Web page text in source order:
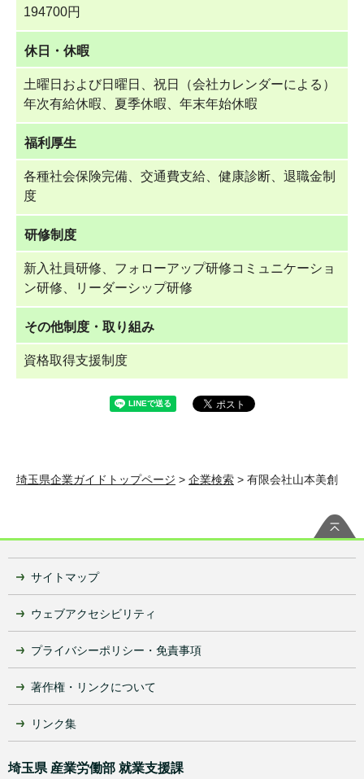
194700円
休日・休暇
土曜日および日曜日、祝日（会社カレンダーによる）
年次有給休暇、夏季休暇、年末年始休暇
福利厚生
各種社会保険完備、交通費支給、健康診断、退職金制
度
研修制度
新入社員研修、フォローアップ研修コミュニケーショ
ン研修、リーダーシップ研修
その他制度・取り組み
資格取得支援制度
埼玉県企業ガイドトップページ > 企業検索 > 有限会社山本美創
埼玉県 産業労働部 就業支援課
サイトマップ
ウェブアクセシビリティ
プライバシーポリシー・免責事項
著作権・リンクについて
リンク集